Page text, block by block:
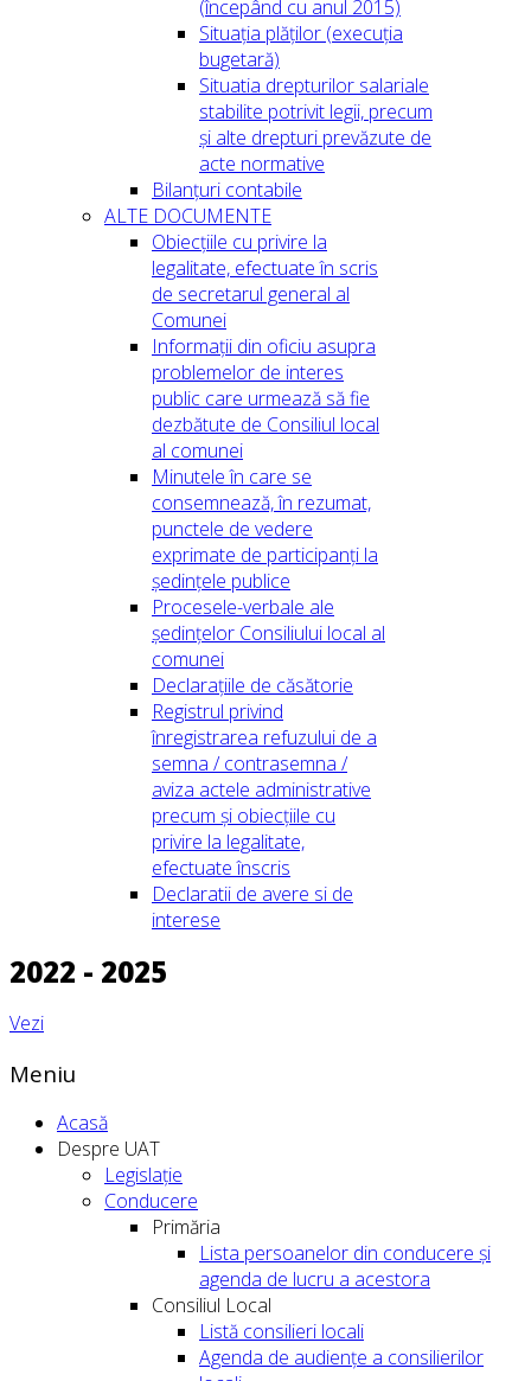
(începând cu anul 2015)
Situația plăților (execuția
bugetară)
Situatia drepturilor salariale
stabilite potrivit legii, precum
și alte drepturi prevăzute de
acte normative
Bilanțuri contabile
ALTE DOCUMENTE
Obiecțiile cu privire la
legalitate, efectuate în scris
de secretarul general al
Comunei
Informații din oficiu asupra
problemelor de interes
public care urmează să fie
dezbătute de Consiliul local
al comunei
Minutele în care se
consemnează, în rezumat,
punctele de vedere
exprimate de participanți la
ședințele publice
Procesele-verbale ale
ședințelor Consiliului local al
comunei
Declarațiile de căsătorie
Registrul privind
înregistrarea refuzului de a
semna / contrasemna /
aviza actele administrative
precum și obiecțiile cu
privire la legalitate,
efectuate înscris
Declaratii de avere si de
interese
2022 - 2025
Vezi
Meniu
Acasă
Despre UAT
Legislație
Conducere
Primăria
Lista persoanelor din conducere şi
agenda de lucru a acestora
Consiliul Local
Listă consilieri locali
Agenda de audiențe a consilierilor